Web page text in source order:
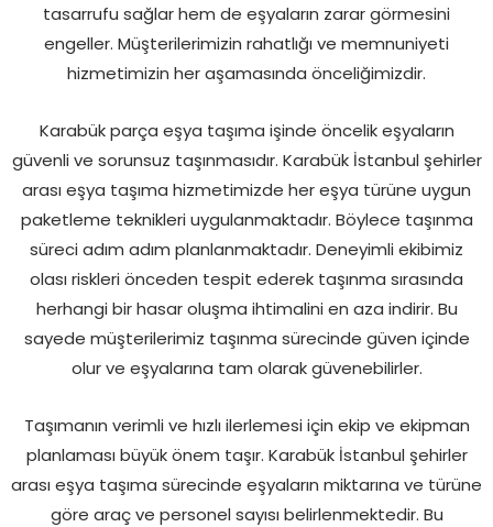
tasarrufu sağlar hem de eşyaların zarar görmesini
engeller. Müşterilerimizin rahatlığı ve memnuniyeti
hizmetimizin her aşamasında önceliğimizdir.
Karabük parça eşya taşıma işinde öncelik eşyaların
güvenli ve sorunsuz taşınmasıdır. Karabük İstanbul şehirler
arası eşya taşıma hizmetimizde her eşya türüne uygun
paketleme teknikleri uygulanmaktadır. Böylece taşınma
süreci adım adım planlanmaktadır. Deneyimli ekibimiz
olası riskleri önceden tespit ederek taşınma sırasında
herhangi bir hasar oluşma ihtimalini en aza indirir. Bu
sayede müşterilerimiz taşınma sürecinde güven içinde
olur ve eşyalarına tam olarak güvenebilirler.
Taşımanın verimli ve hızlı ilerlemesi için ekip ve ekipman
planlaması büyük önem taşır. Karabük İstanbul şehirler
arası eşya taşıma sürecinde eşyaların miktarına ve türüne
göre araç ve personel sayısı belirlenmektedir. Bu